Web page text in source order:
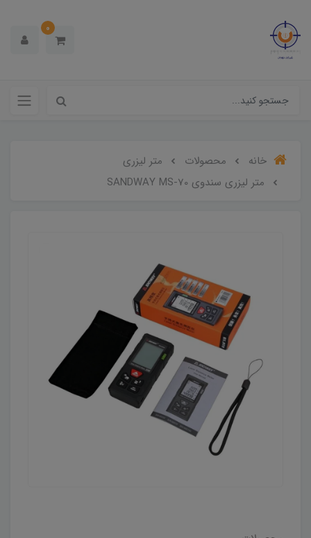
0
خانه محصولات
متر لیزری
متر لیزری سندوی SANDWAY MS-70